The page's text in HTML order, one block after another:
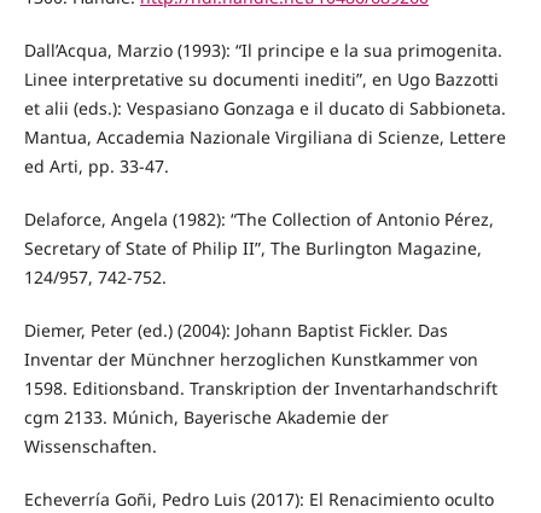
Dall’Acqua, Marzio (1993): “Il principe e la sua primogenita.
Linee interpretative su documenti inediti”, en Ugo Bazzotti
et alii (eds.): Vespasiano Gonzaga e il ducato di Sabbioneta.
Mantua, Accademia Nazionale Virgiliana di Scienze, Lettere
ed Arti, pp. 33-47.
Delaforce, Angela (1982): “The Collection of Antonio Pérez,
Secretary of State of Philip II”, The Burlington Magazine,
124/957, 742-752.
Diemer, Peter (ed.) (2004): Johann Baptist Fickler. Das
Inventar der Münchner herzoglichen Kunstkammer von
1598. Editionsband. Transkription der Inventarhandschrift
cgm 2133. Múnich, Bayerische Akademie der
Wissenschaften.
Echeverría Goñi, Pedro Luis (2017): El Renacimiento oculto